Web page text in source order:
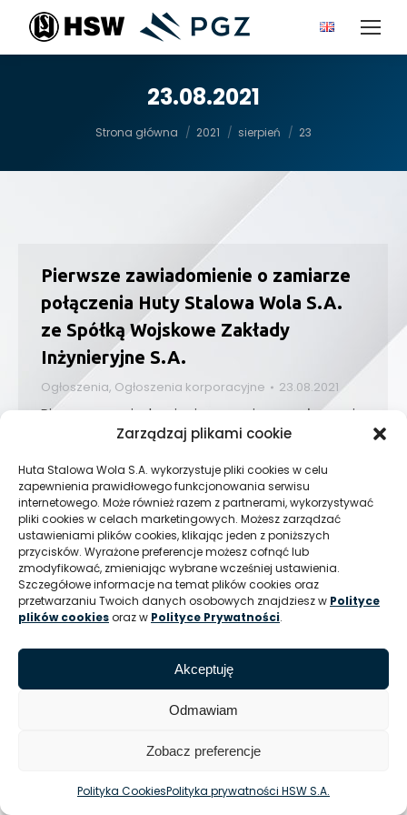
Zarządzaj plikami cookie
Huta Stalowa Wola S.A. wykorzystuje pliki cookies w celu
zapewnienia prawidłowego funkcjonowania serwisu
internetowego. Może również razem z partnerami, wykorzystywać
pliki cookies w celach marketingowych. Możesz zarządzać
ustawieniami plików cookies, klikając jeden z poniższych
przycisków. Wyrażone preferencje możesz cofnąć lub
zmodyfikować, zmieniając wybrane wcześniej ustawienia.
Szczegółowe informacje na temat plików cookies oraz
przetwarzaniu Twoich danych osobowych znajdziesz w Polityce
plików cookiesoraz w Polityce Prywatności.
Akceptuję
Odmawiam
Zobacz preferencje
Polityka CookiesPolityka prywatności HSW S.A.
23.08.2021
Strona główna 2021 sierpień 23
Pierwsze zawiadomienie o zamiarze
połączenia Huty Stalowa Wola S.A.
ze Spółką Wojskowe Zakłady
Inżynieryjne S.A.
Ogłoszenia, Ogłoszenia korporacyjne 23.08.2021
Pierwsze zawiadomienie o zamiarze połączenia
Huty Stalowa Wola S.A. ze Spółką Wojskowe
Wola S.A. z siedzibą w Stalowej Woli, przy ul. gen.
T. Kasprzyckiego 8, 37‑450 Stalowa Wola,
wpisanej do Rejestru Przedsiębiorców
Krajowego Rejestru Sądowego prowadzonego
przez Sąd Rejonowy w Rzeszowie, XII…
© Huta Stalowa Wola S.A.